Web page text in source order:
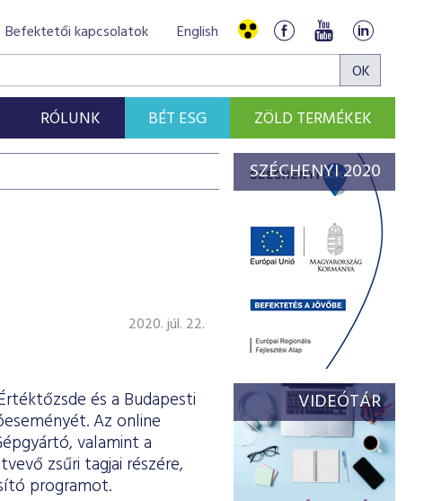
Befektetői kapcsolatok English
RÓLUNK BÉT ESG ZÖLD TERMÉKEK
2020. júl. 22.
és a Budapesti
Az online
valamint a
zsűri tagjai részére,
programot.
SZÉCHENYI 2020
VIDEÓTÁR